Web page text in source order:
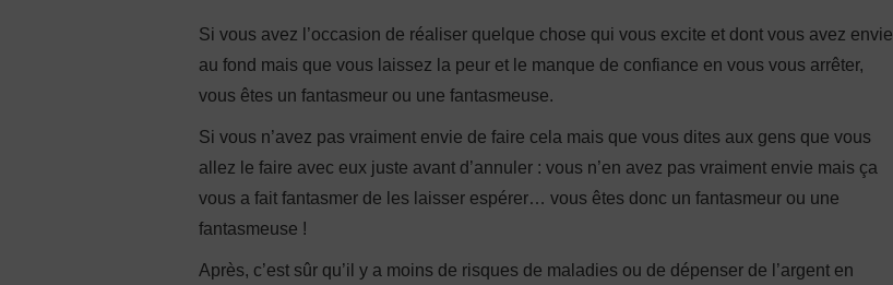
Si vous avez l’occasion de réaliser quelque chose qui vous excite et dont vous avez envie
au fond mais que vous laissez la peur et le manque de confiance en vous vous arrêter,
vous êtes un fantasmeur ou une fantasmeuse.
Si vous n’avez pas vraiment envie de faire cela mais que vous dites aux gens que vous
allez le faire avec eux juste avant d’annuler : vous n’en avez pas vraiment envie mais ça
vous a fait fantasmer de les laisser espérer… vous êtes donc un fantasmeur ou une
fantasmeuse !
Après, c’est sûr qu’il y a moins de risques de maladies ou de dépenser de l’argent en